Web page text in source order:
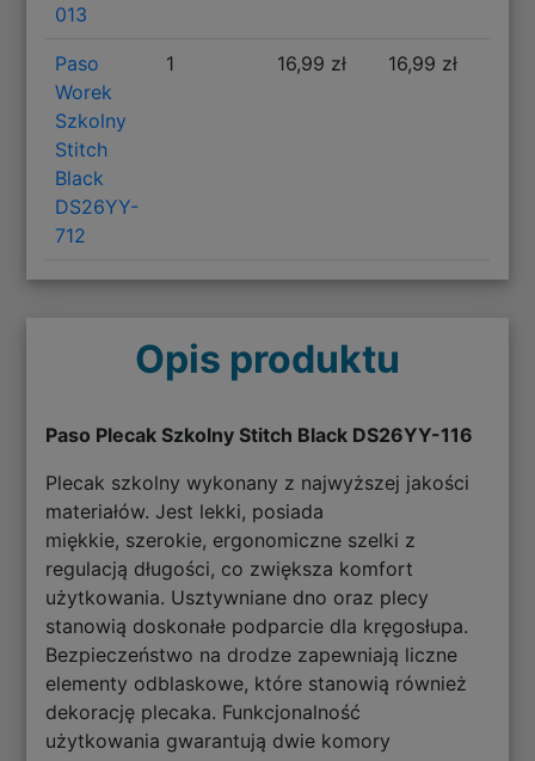
013
Paso
Worek
Szkolny
Stitch
Black
DS26YY-
712
1 16,99 zł 16,99 zł
Opis produktu
Paso Plecak Szkolny Stitch Black DS26YY-116
Plecak szkolny wykonany z najwyższej jakości
materiałów. Jest lekki, posiada
miękkie, szerokie, ergonomiczne szelki z
regulacją długości, co zwiększa komfort
użytkowania. Usztywniane dno oraz plecy
stanowią doskonałe podparcie dla kręgosłupa.
Bezpieczeństwo na drodze zapewniają liczne
elementy odblaskowe, które stanowią również
dekorację plecaka. Funkcjonalność
użytkowania gwarantują dwie komory